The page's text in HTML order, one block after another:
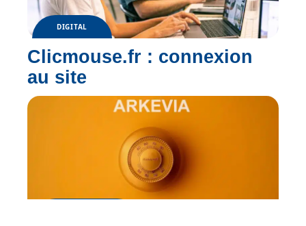
DIGITAL
Clicmouse.fr : connexion
au site